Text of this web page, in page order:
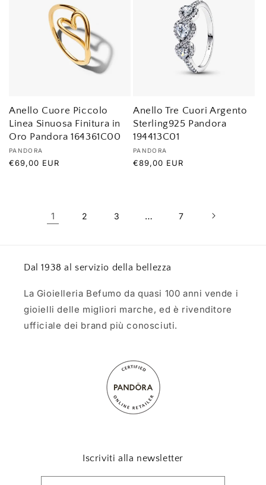
Anello Cuore Piccolo
Linea Sinuosa Finitura in
Oro Pandora 164361C00
Produttore:
PANDORA
Prezzo
€69,00 EUR
Anello Tre Cuori Argento
Sterling925 Pandora
194413C01
Produttore:
PANDORA
Prezzo
€89,00 EUR
1 2 3 … 7
Dal 1938 al servizio della bellezza
La Gioielleria Befumo da quasi 100 anni vende i
gioielli delle migliori marche, ed è rivenditore
ufficiale dei brand più conosciuti.
Iscriviti alla newsletter